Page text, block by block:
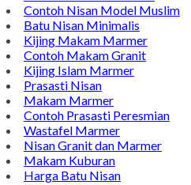
Contoh Vandel Marmer
Makam Marmer Islam
Prasasti Marmer Jumbo
Contoh Nisan Model Muslim
Batu Nisan Minimalis
Kijing Makam Marmer
Contoh Makam Granit
Kijing Islam Marmer
Prasasti Nisan
Makam Marmer
Contoh Prasasti Peresmian
Wastafel Marmer